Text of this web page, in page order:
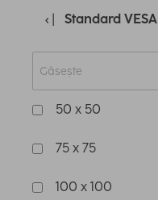
Standard VESA
50 x 50
75 x 75
100 x 100